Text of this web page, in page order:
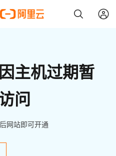
主机过期暂
问
网站即可开通